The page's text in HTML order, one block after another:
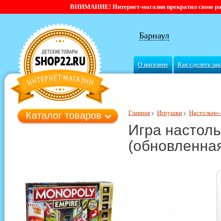
ВНИМАНИЕ! Интернет-магазин прекратил свою
Барнаул
О магазине Как сделать
Главная Игрушки
Игра
Каталог товаров